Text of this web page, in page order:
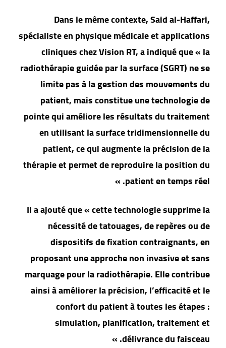
Dans le même contexte, Said al-Haffari,
spécialiste en physique médicale et applications
cliniques chez Vision RT, a indiqué que « la
radiothérapie guidée par la surface (SGRT) ne se
limite pas à la gestion des mouvements du
patient, mais constitue une technologie de
pointe qui améliore les résultats du traitement
en utilisant la surface tridimensionnelle du
patient, ce qui augmente la précision de la
thérapie et permet de reproduire la position du
patient en temps réel. »
Il a ajouté que « cette technologie supprime la
nécessité de tatouages, de repères ou de
dispositifs de fixation contraignants, en
proposant une approche non invasive et sans
marquage pour la radiothérapie. Elle contribue
ainsi à améliorer la précision, l’efficacité et le
confort du patient à toutes les étapes :
simulation, planification, traitement et
délivrance du faisceau. »